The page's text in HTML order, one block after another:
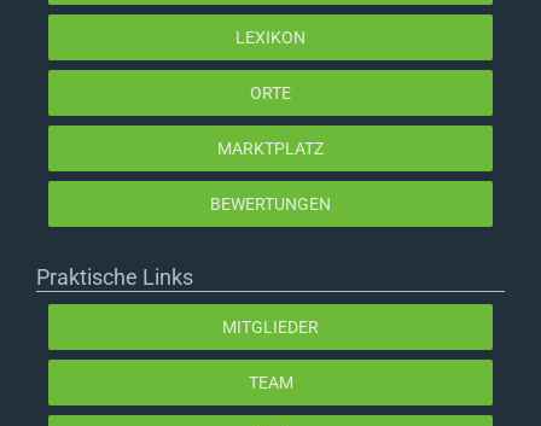
LEXIKON
ORTE
MARKTPLATZ
BEWERTUNGEN
Praktische Links
MITGLIEDER
TEAM